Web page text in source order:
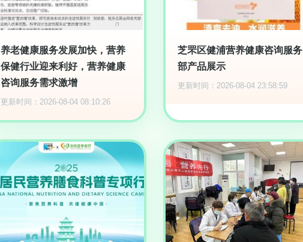
养老健康服务发展加快，营养
保健行业迎来利好，营养健康
咨询服务需求激增
更新时间：2026-08-04 08:10:26
芝罘区健浦营养健康咨询服务
部产品展示
更新时间：2026-08-04 23:58:59